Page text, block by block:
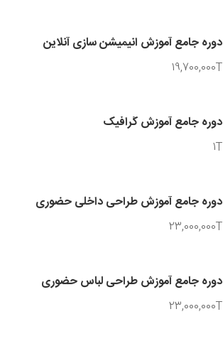
دوره جامع آموزش انیمیشن سازی آنلاین
19,700,000T
دوره جامع آموزش گرافیک
1T
دوره جامع آموزش طراحی داخلی حضوری
23,000,000T
دوره جامع آموزش طراحی لباس حضوری
23,000,000T